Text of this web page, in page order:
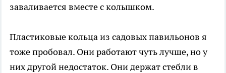
заваливается вместе с колышком.
Пластиковые кольца из садовых павильонов я
тоже пробовал. Они работают чуть лучше, но у
них другой недостаток. Они держат стебли в